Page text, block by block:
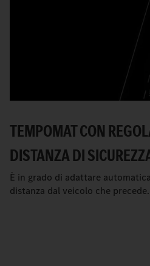
TEMPOMAT CON
DISTANZA DI
È in grado di adattare
distanza dal veicolo che precede.